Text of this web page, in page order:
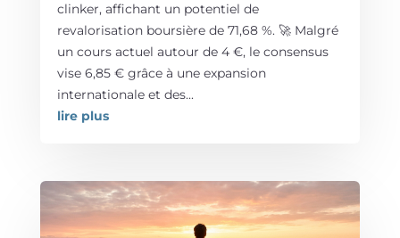
clinker, affichant un potentiel de
revalorisation boursière de 71,68 %. 🚀 Malgré
un cours actuel autour de 4 €, le consensus
vise 6,85 € grâce à une expansion
internationale et des...
lire plus